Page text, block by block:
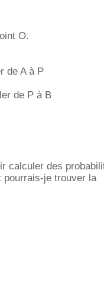
O.
de A à P
de P à B
calculer des
pourrais-je trouver la